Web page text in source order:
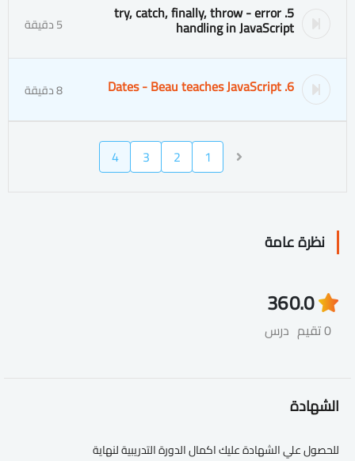
5. try, catch, finally, throw - error
handling in JavaScript 5 دقيقة
6. Dates - Beau teaches JavaScript 8 دقيقة
1
2
3
4
نظرة عامة
0.0
0 تقيم
36
درس
الشهادة
للحصول علي الشهادة عليك اكمال الدورة التدريبية لنهاية